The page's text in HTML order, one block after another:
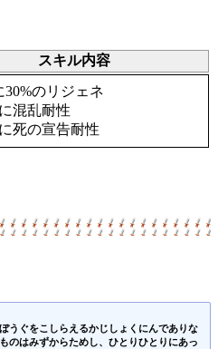
スキル内容
30%のリジェネ
混乱耐性
死の宣告耐性
うぐをこしらえるかじしょくにんでありな
のはみずからためし、ひとりひとりにあっ